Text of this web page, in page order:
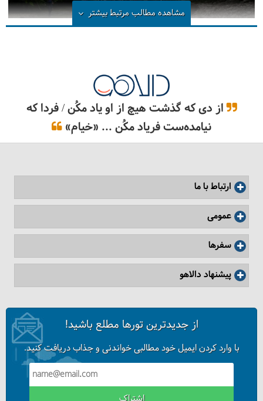
پلنگ دره کجاست؟
مشاهده مطالب مرتبطبیشتر
از دی که گذشت هیچ از او یاد مکُن / فردا که
نیامده‌ست فریاد مکُن ... «خیام»
ارتباط با ما
عمومی
سفرها
پیشنهاد دالاهو
از جدیدترین تورها مطلع باشید!
با وارد کردن ایمیل خود مطالبی خواندنی و جذاب دریافت کنید.